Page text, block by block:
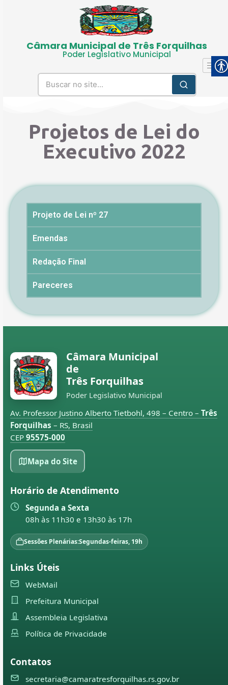
Câmara Municipal de Três Forquilhas
Poder Legislativo Municipal
Projetos de Lei do
Executivo 2022
Projeto de Lei nº 27
Emendas
Redação Final
Pareceres
Câmara Municipal
de
Três Forquilhas
Poder Legislativo Municipal
Av. Professor Justino Alberto Tietbohl, 498 – Centro – Três
Forquilhas – RS, Brasil
CEP 95575-000
Mapa do Site
Horário de Atendimento
Segunda a Sexta
08h às 11h30 e 13h30 às 17h
Sessões Plenárias:Segundas-feiras, 19h
Links Úteis
WebMail
Prefeitura Municipal
Assembleia Legislativa
Política de Privacidade
Contatos
secretaria@camaratresforquilhas.rs.gov.br